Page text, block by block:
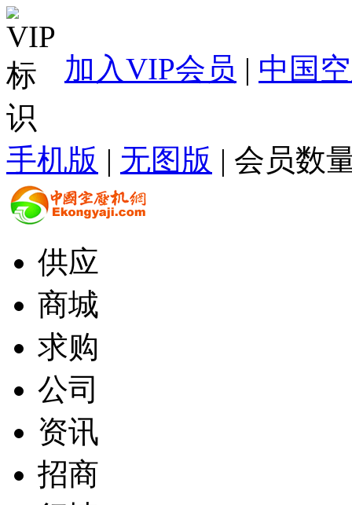
加入VIP会员 | 中国
手机版 | 无图版 | 会员数
供应
商城
求购
公司
资讯
招商